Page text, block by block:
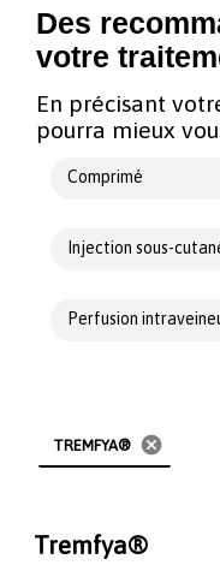
Des
votre
En précisant
pourra mieux
Comprimé
Injection sous-
Perfusion
TREMFYA® cancel
Tremfya®